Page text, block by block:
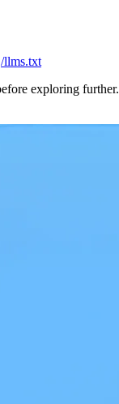
/llms.txt
exploring further.